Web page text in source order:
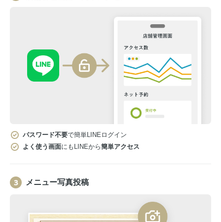
パスワード不要で簡単LINEログイン
よく使う画面にもLINEから簡単アクセス
メニュー写真投稿